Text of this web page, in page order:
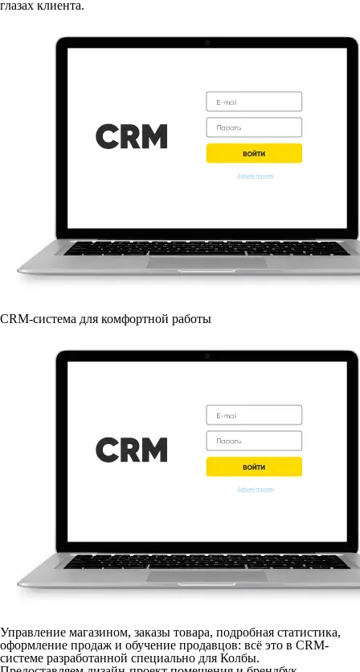
глазах клиента.
CRM-система для комфортной работы
Управление магазином, заказы товара, подробная статистика,
оформление продаж и обучение продавцов: всё это в CRM-
системе разработанной специально для Колбы.